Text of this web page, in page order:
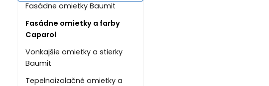
Fasádne omietky Baumit
Fasádne omietky a farby
Caparol
Vonkajšie omietky a stierky
Baumit
Tepelnoizolačné omietky a